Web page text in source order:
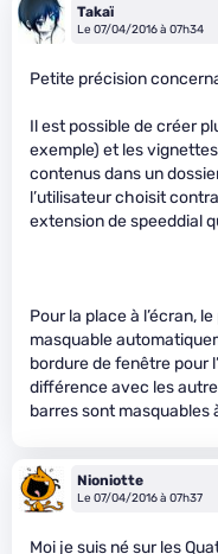
Takaï
Le 07/04/2016 à 07h34
Petite précision
Il est possible de créer
exemple) et les
contenus dans un
l’utilisateur choisit
extension de speeddial
Pour la place à l’écran,
masquable
bordure de fenêtre pour
différence avec les
barres sont masquables
Nioniotte
Le 07/04/2016 à 07h37
Moi je suis né sur les